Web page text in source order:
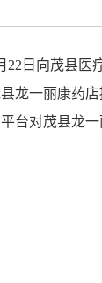
日向茂县
龙一丽康药
台对茂县龙